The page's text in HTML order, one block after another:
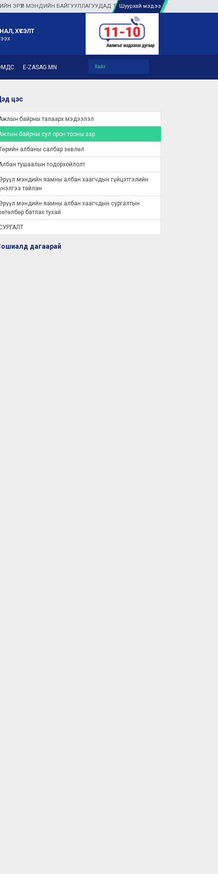
БАЙГУУЛЛАГУУДАД ТУЛГАМДАЖ БУЙ АСУУДЛЫГ ГАЗАР ДЭЭР НЬ
Шуурхай мэдээ
ХҮСЭЛТ
E-ZASAG.MN
цэс
байрны талаарх мэдээлэл
байрны сул орон тооны зар
албаны салбар зөвлөл
тушаалын тодорхойлолт
мэндийн яамны албан хаагчдын гүйцэтгэлийн
тайлан
мэндийн яамны албан хаагчдын сургалтын
батлах тухай
дагаарай